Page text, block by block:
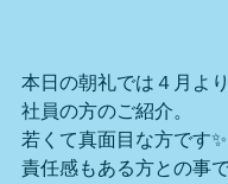
本日の朝礼では４月よ
社員の方のご紹介。
若くて真面目な方です✨
責任感もある方との事